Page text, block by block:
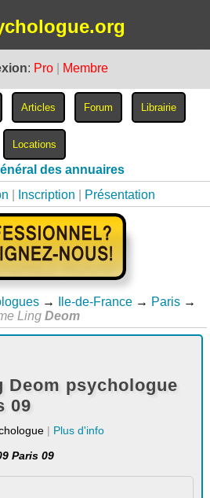
: Pro Membre
des annuaires
Inscription Présentation
→ Ile-de-France → Paris →
LingDeom
Deom psychologue
09
| Plus d'info
Paris 09